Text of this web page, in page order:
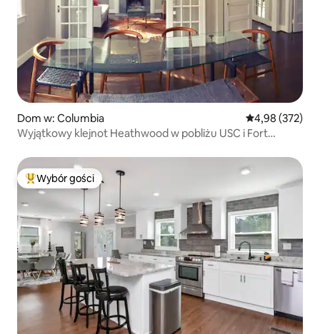
Dom w: Columbia Średnia
4,98 (372)
Wyjątkowy klejnot Heathwood w pobliżu USC i Fort
Najpopularniejsze z kategorii Wybór gości
Wybór gości